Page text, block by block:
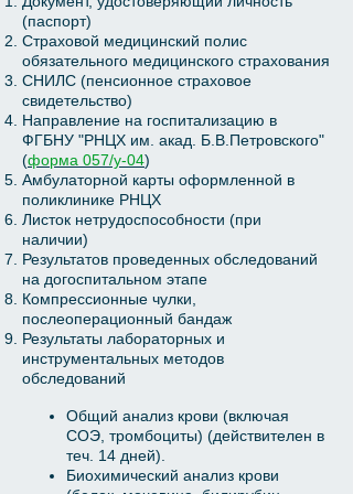
(паспорт)
Страховой медицинский полис
обязательного медицинского страхования
СНИЛС (пенсионное страховое
свидетельство)
Направление на госпитализацию в
ФГБНУ "РНЦХ им. акад. Б.В.Петровского"
(форма 057/у-04)
Амбулаторной карты оформленной в
поликлинике РНЦХ
Листок нетрудоспособности (при
наличии)
Результатов проведенных обследований
на догоспитальном этапе
Компрессионные чулки,
послеоперационный бандаж
Результаты лабораторных и
инструментальных методов
обследований
Общий анализ крови (включая
СОЭ, тромбоциты) (действителен в
теч. 14 дней).
Биохимический анализ крови